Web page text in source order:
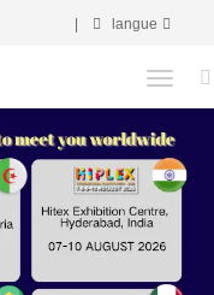
langue